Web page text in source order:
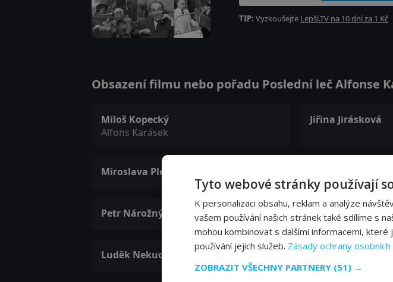
TIP: Vyzkoušejte Lepší.TV na 10 dní za 1 Kč
Obsazení filmu nebo pořadu Poslední leč Alfonse
Miloš Kopecký
Alfons Karásek
Jiřina Jirásková
Miroslava Pleštilová
Petr Nárožný Bronislav
Luděk Nekuda Ferdinand Krůta
Tyto webové stránky používají
K personalizaci obsahu, reklam a analýze
vašem používání našich stránek také sdílíme s
mohou kombinovat s dalšími informacemi,
používání jejich služeb. Zásady ochrany osobních
ZOBRAZIT VŠECHNY PARTNERY (51) →